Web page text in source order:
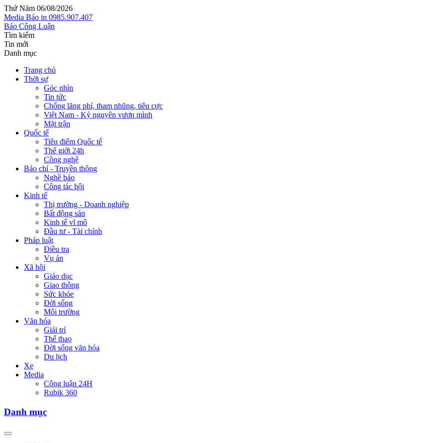
Thứ Năm 06/08/2026
Media Báo in 0985.907.407
Báo Công Luận
Tìm kiếm
Tin mới
Danh mục
Trang chủ
Thời sự
Góc nhìn
Tin tức
Chống lãng phí, tham nhũng, tiêu cực
Việt Nam - Kỷ nguyên vươn mình
Mặt trận
Quốc tế
Tiêu điểm Quốc tế
Thế giới 24h
Công nghệ
Báo chí - Truyền thông
Nghề báo
Công tác hội
Kinh tế
Thị trường - Doanh nghiệp
Bất động sản
Kinh tế vĩ mô
Đầu tư - Tài chính
Pháp luật
Điều tra
Vụ án
Xã hội
Giáo dục
Giao thông
Sức khỏe
Đời sống
Môi trường
Văn hóa
Giải trí
Thể thao
Đời sống văn hóa
Du lịch
Xe
Media
Công luận 24H
Rubik 360
Danh mục